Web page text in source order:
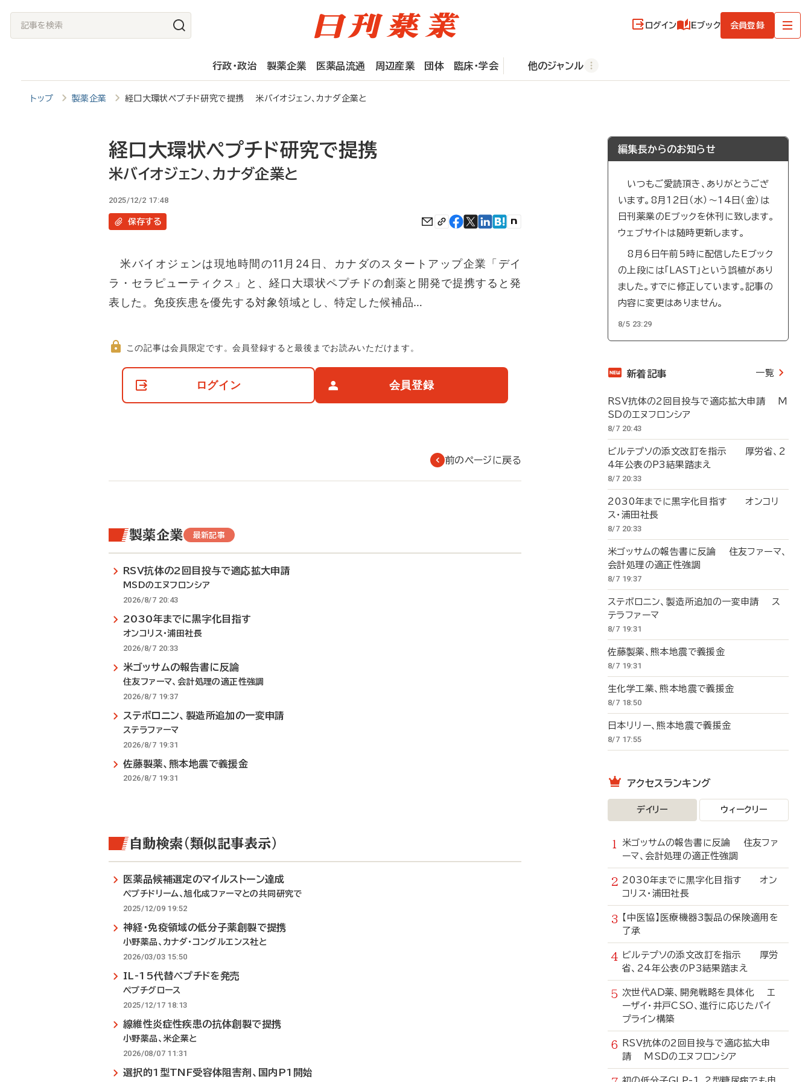
記
事
検
ログイン Eブック 会員登録
行政・政治 製薬企業 医薬品流通 周辺産業 団体 臨床・学会 他のジャンル
トップ 製薬企業 経口大環状ペプチド研究で提携 米バイオジェン、カナダ企業と
経口大環状ペプチド研究で提携
米バイオジェン、カナダ企業と
2025/12/2 17:48
保存する
米バイオジェンは現地時間の11月24日、カナダのスタートアップ企業「デイ
ラ・セラピューティクス」と、経口大環状ペプチドの創薬と開発で提携すると発
表した。免疫疾患を優先する対象領域とし、特定した候補品…
て
この記事は会員限定です。会員登録すると最後までお読みいただけます。
ログイン 会員登録
前のページに戻る
製薬企業 最新記事
RSV抗体の2回目投与で適応拡大申請
MSDのエヌフロンシア
2026/8/7 20:43
2030年までに黒字化目指す
オンコリス・浦田社長
2026/8/7 20:33
米ゴッサムの報告書に反論
住友ファーマ、会計処理の適正性強調
2026/8/7 19:37
ステボロニン、製造所追加の一変申請
ステラファーマ
2026/8/7 19:31
佐藤製薬、熊本地震で義援金
2026/8/7 19:31
自動検索（類似記事表示）
医薬品候補選定のマイルストーン達成
ペプチドリーム、旭化成ファーマとの共同研究で
2025/12/09 19:52
神経・免疫領域の低分子薬創製で提携
小野薬品、カナダ・コングルエンス社と
2026/03/03 15:50
IL-15代替ペプチドを発売
ペプチグロース
2025/12/17 18:13
線維性炎症性疾患の抗体創製で提携
小野薬品、米企業と
2026/08/07 11:31
選択的1型TNF受容体阻害剤、国内P1開始
編集長からのお知らせ
いつもご愛読頂き、ありがとうござ
います。8月12日（水）～14日（金）は
日刊薬業のEブックを休刊に致します。
ウェブサイトは随時更新します。
8月6日午前5時に配信したEブック
の上段には「LAST」という誤植があり
ました。すでに修正しています。記事の
内容に変更はありません。
8/5 23:29
新着記事 一覧
RSV抗体の2回目投与で適応拡大申請 M
SDのエヌフロンシア
8/7 20:43
ビルテプソの添文改訂を指示 厚労省、2
4年公表のP3結果踏まえ
8/7 20:33
2030年までに黒字化目指す オンコリ
ス・浦田社長
8/7 20:33
米ゴッサムの報告書に反論 住友ファーマ、
会計処理の適正性強調
8/7 19:37
ステボロニン、製造所追加の一変申請 ス
テラファーマ
8/7 19:31
佐藤製薬、熊本地震で義援金
8/7 19:31
生化学工業、熊本地震で義援金
8/7 18:50
日本リリー、熊本地震で義援金
8/7 17:55
アクセスランキング
デイリー ウィークリー
米ゴッサムの報告書に反論 住友ファ
ーマ、会計処理の適正性強調
2030年までに黒字化目指す オン
コリス・浦田社長
【中医協】医療機器3製品の保険適用を
了承
ビルテプソの添文改訂を指示 厚労
省、24年公表のP3結果踏まえ
次世代AD薬、開発戦略を具体化 エ
ーザイ・井戸CSO、進行に応じたパイ
プライン構築
RSV抗体の2回目投与で適応拡大申
請 MSDのエヌフロンシア